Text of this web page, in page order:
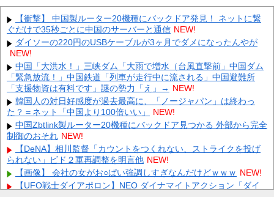
【にじさんじ】笹木「本日から1週間ほど里に帰省してくるやよ
～。久々に京都満喫してくるっ！」 他 NEW!
【速報】新ガチャ「彩獣神祭」登場！？ルール詳細がこちら 他
NEW!
【悲報】元ジャングル斉藤の被害女性「事件で知名度を上げてバ
ウムクーヘン売ったりTikTokライブしてて悔しさと怒りを感
じ... NEW!
【ネタバレ】 ワンピース、ルフィ絶体絶命の超展開ｗｗｗｗｗｗ
ｗｗｗｗｗｗｗｗｗｗｗｗｗｗｗｗｗｗｗｗｗｗｗｗｗｗｗｗｗ
ｗ... NEW!
【速報】 専門家「イオンモール熊本の爆心地に”こんなもの”があ
ったんだけど…」 NEW!
【画像】 真夏日のプール、ガチで最高すぎｗｗｗｗｗｗｗｗｗｗ
NEW!
内田梨瑚受刑者「社会に戻りたいです」 NEW!
Powered by livedoor 相互RSS
【衝撃】 中国製ルーター20機種にバックドア発見！ ネットに繋
ぐだけで35秒ごとに中国のサーバーと通信 NEW!
ダイソーの220円のUSBケーブルが3ヶ月でダメになったんやが
NEW!
中国「大洪水！」三峡ダム「大雨で増水（台風直撃前」中国ダム
「緊急放流！」中国鉄道「列車が走行中に流される」中国避難所
「支援物資は有料です」謎の勢力「え」→ NEW!
韓国人の対日好感度が過去最高に、「ノージャパン」は終わっ
た？＝ネット「中国より100倍いい」
NEW!
中国Zbtlink製ルーター20機種にバックドア見つかる 外部から完全
制御のおそれ NEW!
【DeNA】相川監督「カウントをつくれない、ストライクを投げ
られない」ビド２軍再調整を明言他 NEW!
【画像】 会社の女がお○ぱい強調しすぎなんだけどｗｗｗ NEW!
【UFO戦士ダイアポロン】NEO ダイナマイトアクション「ダイ